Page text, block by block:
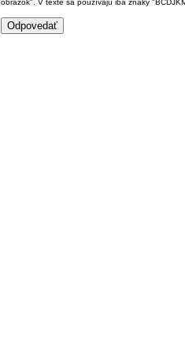
obrázok". V texte sa používajú iba znaky